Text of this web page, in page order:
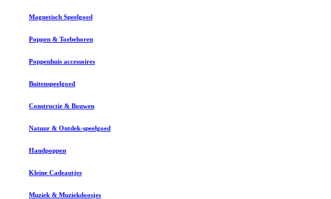
Magnetisch Speelgoed
Poppen & Toebehoren
Poppenhuis accessoires
Buitenspeelgoed
Constructie & Bouwen
Natuur & Ontdek-speelgoed
Handpoppen
Kleine Cadeautjes
Muziek & Muziekdoosjes